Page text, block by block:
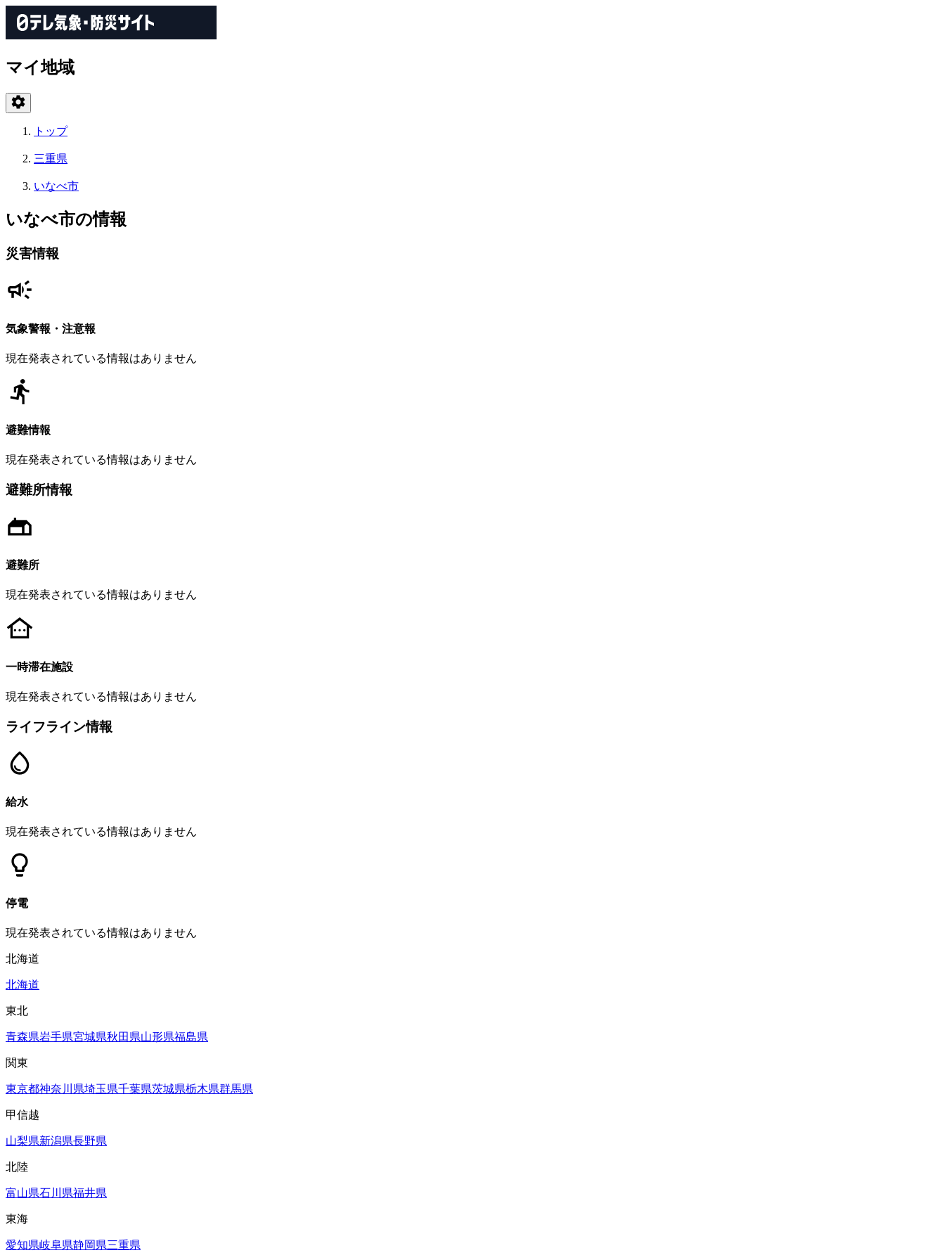
マイ地域
トップ
三重県
いなべ市
いなべ市の情報
災害情報
気象警報・注意報
現在発表されている情報はありません
避難情報
現在発表されている情報はありません
避難所情報
避難所
現在発表されている情報はありません
一時滞在施設
現在発表されている情報はありません
ライフライン情報
給水
現在発表されている情報はありません
停電
現在発表されている情報はありません
北海道
北海道
東北
青森県岩手県宮城県秋田県山形県福島県
関東
東京都神奈川県埼玉県千葉県茨城県栃木県群馬県
甲信越
山梨県新潟県長野県
北陸
富山県石川県福井県
東海
愛知県岐阜県静岡県三重県